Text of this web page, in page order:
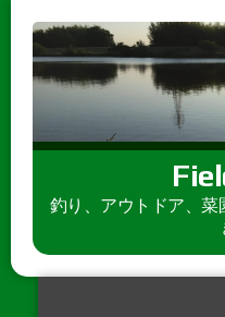
釣り、アウトドア、